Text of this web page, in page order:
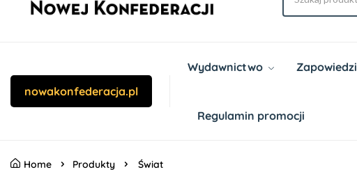
nowakonfederacja.pl
Wydawnictwo Zapowiedzi
Regulamin promocji
Home Produkty Świat